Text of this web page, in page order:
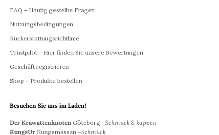
FAQ – Häufig gestellte Fragen
Nutzungsbedingungen
Rückerstattungsrichtlinie
Trustpilot – Hier finden Sie unsere Bewertungen
Geschäft registrieren
Shop – Produkte bestellen
Besuchen Sie uns im Laden!
Der Krawattenknoten Göteborg –Schmuck & kappen
KungsUr Kungsmässan –Schmuck